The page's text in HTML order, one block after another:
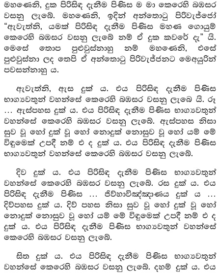
මහණෙනි, දුක පිරිසිඳ දැනීම පිණිස ම මා කෙරෙහි බඹසර
වසනු ලැබේ. මහණෙනි, ඉදින් අන්තොටු පිරිවැජ්ජෝ
“ඇවැත්නි, යමක් පිරිසිඳ දැනීම පිණිස මහණ ගොයුම්
කෙරෙහි බඹසර වසනු ලැබේ නම් ඒ දුක කවරේ දැ” යි.
මෙසේ තොප පුළුවුස්නාහු නම් මහණෙනි, එසේ
පුළුවුස්නා ලද තෙපි ඒ අන්තොටු පිරිවැජ්ජනට මෙඅයුරින්
පවසන්නාහු ය.
ඇවැත්නි, ඇස දුක් ය. එය පිරිසිඳ දැනීම පිණිස
භාග්‍යවතුන් වහන්සේ කෙරෙහි බඹසර වසනු ලැබෙ යි. රූ
… ඇස්පහස දුක් ය. එය පිරිසිඳ දැනීම පිණිස භාග්‍යවතුන්
වහන්සේ කෙරෙහි බඹසර වසනු ලැබේ. ඇස්පහස නිසා
සුව වූ හෝ දුක් වූ හෝ නොදුක් නොසුව වූ හෝ යම් මේ
විඳුමෙක් උපදී නම් එ ද දුක් ය. එය පිරිසිඳ දැනීම පිණිස
භාග්‍යවතුන් වහන්සේ කෙරෙහි බඹසර වසනු ලැබේ.
දිව දුක් ය. එය පිරිසිඳ දැනීම පිණිස භාග්‍යවතුන්
වහන්සේ කෙරෙහි බඹසර වසනු ලැබේ. රස දුක් ය. එය
පිරිසිඳ දැනීම පිණිස … ජිව්හාවිඤ්ඤාණය දුක් ය …
දිව්පහස දුක් ය. දිව් පහස නිසා සුව වූ හෝ දුක් වූ හෝ
නොදුක් නොසුව වූ හෝ යම් මේ විඳුමෙක් උපදී නම් එ ද
දුක් ය. එය පිරිසිඳ දැනීම පිණිස භාග්‍යවතුන් වහන්සේ
කෙරෙහි බඹසර වසනු ලැබේ.
සිත දුක් ය. එය පිරිසිඳ දැනීම පිණිස භාග්‍යවතුන්
වහන්සේ කෙරෙහි බඹසර වසනු ලැබේ. දහම් දුක් ය. එය